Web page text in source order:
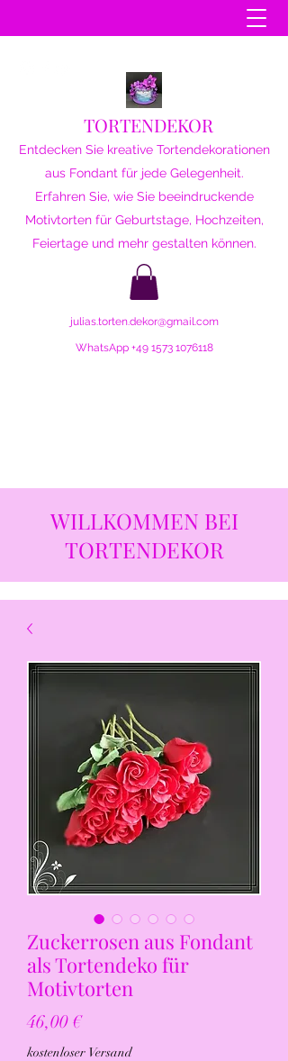
TORTENDEKOR
Entdecken Sie kreative Tortendekorationen
aus Fondant für jede Gelegenheit.
Erfahren Sie, wie Sie beeindruckende
Motivtorten für Geburtstage, Hochzeiten,
Feiertage und mehr gestalten können.
julias.torten.dekor@gmail.com
WhatsApp +49 1573 1076118
WILLKOMMEN BEI
TORTENDEKOR
Zuckerrosen aus Fondant
als Tortendeko für
Motivtorten
46,00 €Preis
kostenloser Versand